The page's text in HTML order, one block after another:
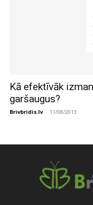
Kā efektīvāk
garšaugus?
Brivbridis.lv - 11/08/2013